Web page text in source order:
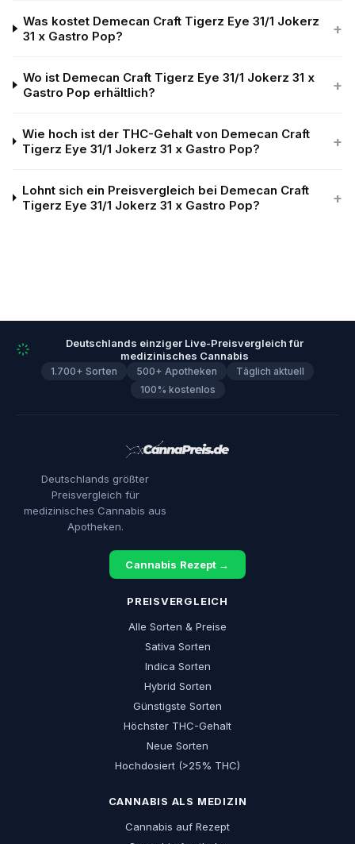
Was kostet Demecan Craft Tigerz Eye 31/1 Jokerz
31 x Gastro Pop?
+
Wo ist Demecan Craft Tigerz Eye 31/1 Jokerz 31 x
Gastro Pop erhältlich?
+
Wie hoch ist der THC-Gehalt von Demecan Craft
Tigerz Eye 31/1 Jokerz 31 x Gastro Pop?
+
Lohnt sich ein Preisvergleich bei Demecan Craft
Tigerz Eye 31/1 Jokerz 31 x Gastro Pop?
+
Deutschlands einziger Live-Preisvergleich für
medizinisches Cannabis
1.700+ Sorten 500+ Apotheken
Täglich aktuell
100% kostenlos
Deutschlands größter
Preisvergleich für
medizinisches Cannabis aus
Apotheken.
Cannabis Rezept →
PREISVERGLEICH
Alle Sorten & Preise
Sativa Sorten
Indica Sorten
Hybrid Sorten
Günstigste Sorten
Höchster THC-Gehalt
Neue Sorten
Hochdosiert (>25% THC)
CANNABIS ALS MEDIZIN
Cannabis auf Rezept